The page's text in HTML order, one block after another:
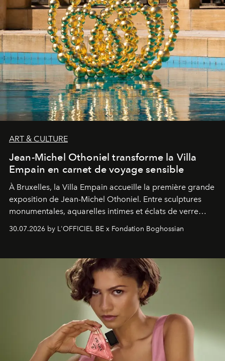
ART & CULTURE
Jean-Michel Othoniel transforme la Villa
Empain en carnet de voyage sensible
À Bruxelles, la Villa Empain accueille la première grande
exposition de Jean-Michel Othoniel. Entre sculptures
monumentales, aquarelles intimes et éclats de verre
émotionnel où chaque œuvre devient le souvenir
émerveillement.
30.07.2026 by L'OFFICIEL BE x Fondation Boghossian